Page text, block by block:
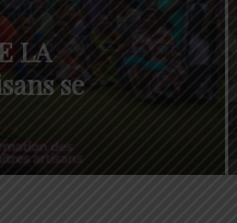
LA
se